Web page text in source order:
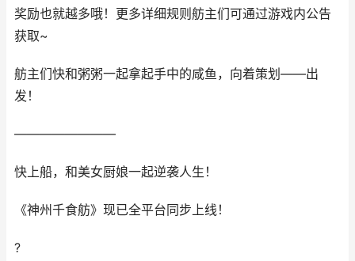
奖励也就越多哦！更多详细规则舫主们可通过游戏内公告
获取~
舫主们快和粥粥一起拿起手中的咸鱼，向着策划——出
发！
————————
快上船，和美女厨娘一起逆袭人生！
《神州千食舫》现已全平台同步上线！
?